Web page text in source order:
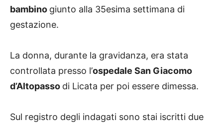
bambino giunto alla 35esima settimana di
gestazione.
La donna, durante la gravidanza, era stata
controllata presso l’ospedale San Giacomo
d’Altopasso di Licata per poi essere dimessa.
Sul registro degli indagati sono stai iscritti due